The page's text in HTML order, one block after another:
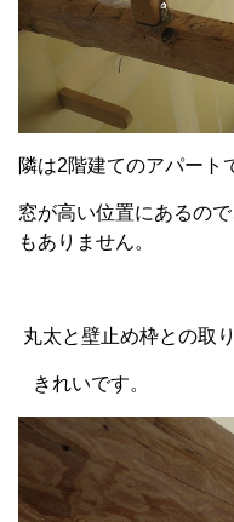
隣は2階建てのアパート
窓が高い位置にあるの
もありません。
丸太と壁止め枠との取り
きれいです。